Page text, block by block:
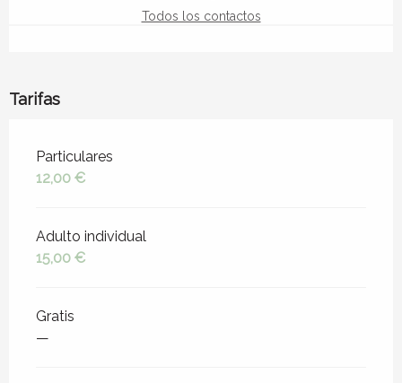
Todos los contactos
Tarifas
Tarifas 2026
Particulares
12,00 €
Adulto individual
15,00 €
Gratis
—